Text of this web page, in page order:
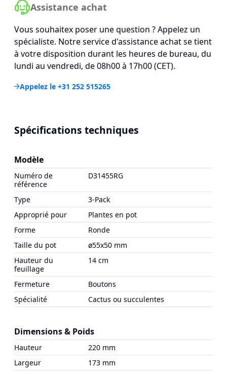
Assistance achat
Vous souhaitex poser une question ? Appelez un
spécialiste. Notre service d'assistance achat se tient
à votre disposition durant les heures de bureau, du
lundi au vendredi, de 08h00 à 17h00 (CET).
Appelez le +31 252 515265
Spécifications techniques
Modèle
Numéro de
référence
D31455RG
Type
3-Pack
Approprié pour
Plantes en pot
Forme
Ronde
Taille du pot
ø55x50 mm
Hauteur du
feuillage
14 cm
Fermeture
Boutons
Spécialité
Cactus ou succulentes
Dimensions & Poids
Hauteur
220 mm
Largeur
173 mm